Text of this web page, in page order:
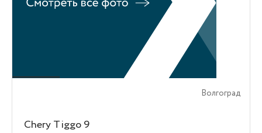
Волгоград
Chery Tiggo 9